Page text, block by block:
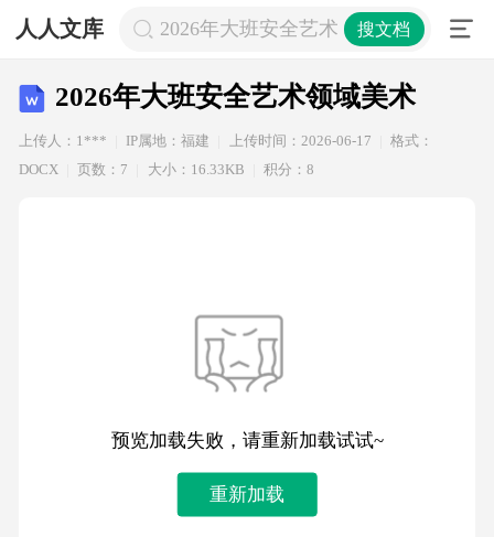
人人文库 2026年大班安全艺术领域美术
搜文档
2026年大班安全艺术领域美术
上传人：1*** IP属地：福建 上传时间：2026-06-17
格式：
DOCX
页数：7 大小：16.33KB 积分：8
预览加载失败，请重新加载试试~
重新加载